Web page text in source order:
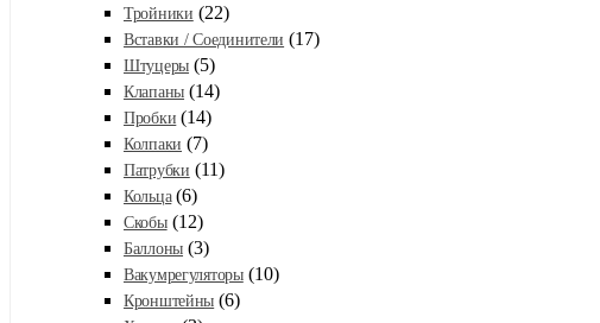
Тройники (22)
Вставки / Соединители (17)
Штуцеры (5)
Клапаны (14)
Пробки (14)
Колпаки (7)
Патрубки (11)
Кольца (6)
Скобы (12)
Баллоны (3)
Вакумрегуляторы (10)
Кронштейны (6)